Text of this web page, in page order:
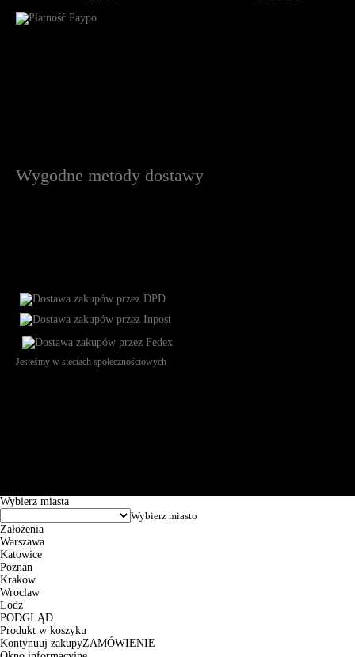
Wygodne metody dostawy
Jesteśmy w sieciach społecznościowych
Wybierz miasta
Założenia
Warszawa
Katowice
Poznan
Krakow
Wroclaw
Lodz
PODGLĄD
Produkt w koszyku
Kontynuuj zakupyZAMÓWIENIE